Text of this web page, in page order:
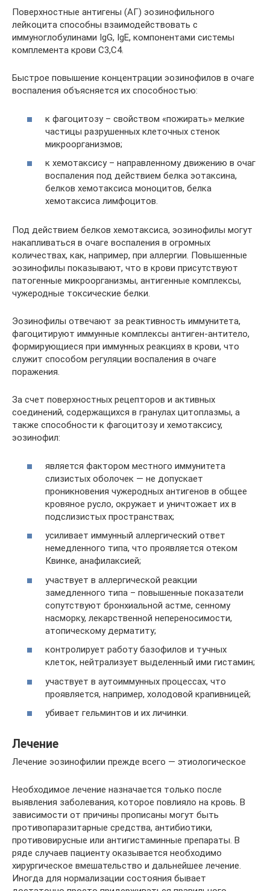
Поверхностные антигены (АГ) эозинофильного
лейкоцита способны взаимодействовать с
иммуноглобулинами IgG, IgE, компонентами системы
комплемента крови C3,C4.
Быстрое повышение концентрации эозинофилов в очаге
воспаления объясняется их способностью:
к фагоцитозу – свойством «пожирать» мелкие
частицы разрушенных клеточных стенок
микроорганизмов;
к хемотаксису – направленному движению в очаг
воспаления под действием белка эотаксина,
белков хемотаксиса моноцитов, белка
хемотаксиса лимфоцитов.
Под действием белков хемотаксиса, эозинофилы могут
накапливаться в очаге воспаления в огромных
количествах, как, например, при аллергии. Повышенные
эозинофилы показывают, что в крови присутствуют
патогенные микроорганизмы, антигенные комплексы,
чужеродные токсические белки.
Эозинофилы отвечают за реактивность иммунитета,
фагоцитируют иммунные комплексы антиген-антитело,
формирующиеся при иммунных реакциях в крови, что
служит способом регуляции воспаления в очаге
поражения.
За счет поверхностных рецепторов и активных
соединений, содержащихся в гранулах цитоплазмы, а
также способности к фагоцитозу и хемотаксису,
эозинофил:
является фактором местного иммунитета
слизистых оболочек — не допускает
проникновения чужеродных антигенов в общее
кровяное русло, окружает и уничтожает их в
подслизистых пространствах;
усиливает иммунный аллергический ответ
немедленного типа, что проявляется отеком
Квинке, анафилаксией;
участвует в аллергической реакции
замедленного типа – повышенные показатели
сопутствуют бронхиальной астме, сенному
насморку, лекарственной непереносимости,
атопическому дерматиту;
контролирует работу базофилов и тучных
клеток, нейтрализует выделенный ими гистамин;
участвует в аутоиммунных процессах, что
проявляется, например, холодовой крапивницей;
убивает гельминтов и их личинки.
Лечение
Лечение эозинофилии прежде всего — этиологическое
Необходимое лечение назначается только после
выявления заболевания, которое повлияло на кровь. В
зависимости от причины прописаны могут быть
противопаразитарные средства, антибиотики,
противовирусные или антигистаминные препараты. В
ряде случаев пациенту оказывается необходимо
хирургическое вмешательство и дальнейшее лечение.
Иногда для нормализации состояния бывает